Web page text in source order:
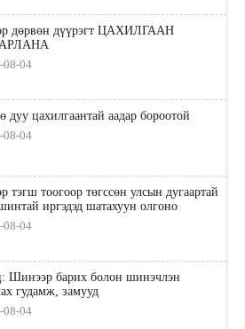
дөрвөн дүүрэгт ЦАХИЛГААН
08-04
дуу цахилгаантай аадар бороотой
08-04
тэгш тоогоор төгссөн улсын дугаартай
иргэдэд шатахуун олгоно
08-04
Шинээр барих болон шинэчлэн
гудамж, замууд
08-04